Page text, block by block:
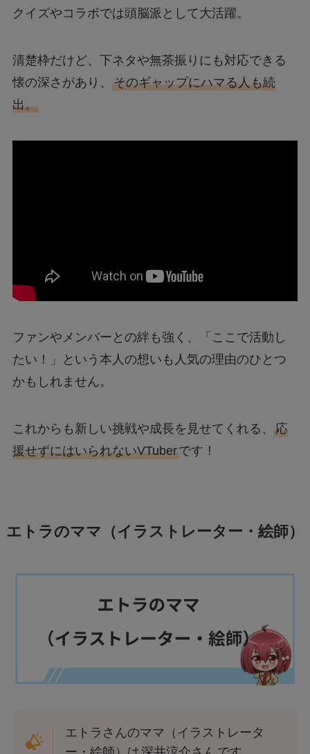
クイズやコラボでは頭脳派として大活躍。
清楚枠だけど、下ネタや無茶振りにも対応できる
懐の深さがあり、 そのギャップにハマる人も続
出。
ファンやメンバーとの絆も強く、「ここで活動し
たい！」という本人の想いも人気の理由のひとつ
かもしれません。
これからも新しい挑戦や成長を見せてくれる、 応
援せずにはいられないVTuberです！
エトラのママ（イラストレーター・絵師）
エトラさんのママ（イラストレータ